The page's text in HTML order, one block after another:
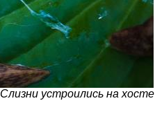
Слизни устроились на хосте